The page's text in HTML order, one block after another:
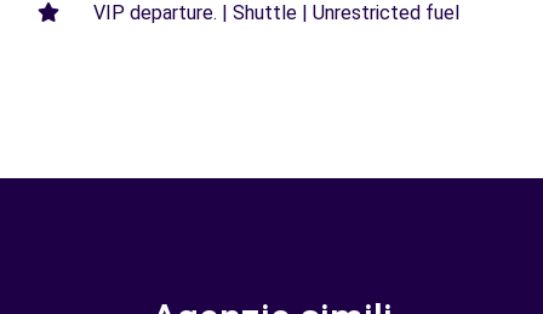
VIP departure. | Shuttle | Unrestricted fuel